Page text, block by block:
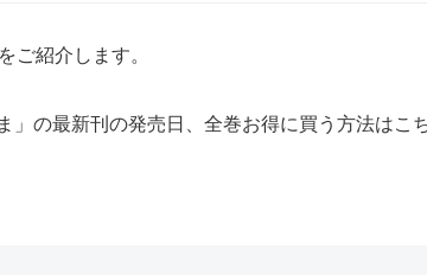
ご紹介します。
の最新刊の発売日、全巻お得に買う方法はこ